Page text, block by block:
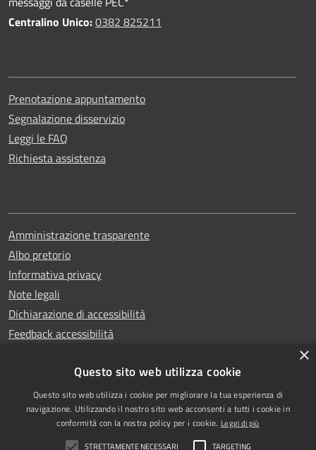
Centralino Unico:0382 825211
Prenotazione appuntamento
Segnalazione disservizio
Leggi le FAQ
Richiesta assistenza
Amministrazione trasparente
Albo pretorio
Informativa privacy
Note legali
Dichiarazione di accessibilità
Feedback accessibilità
RSS
Accessibilità
Copyright © 2025
Comune di Garlasco
×
Questo sito web utilizza cookie
Questo sito web utilizza i cookie per migliorare la tua esperienza di
navigazione. Utilizzando il nostro sito web acconsenti a tutti i cookie in
conformità con la nostra policy per i cookie. Leggi di più
STRETTAMENTE NECESSARI TARGETING